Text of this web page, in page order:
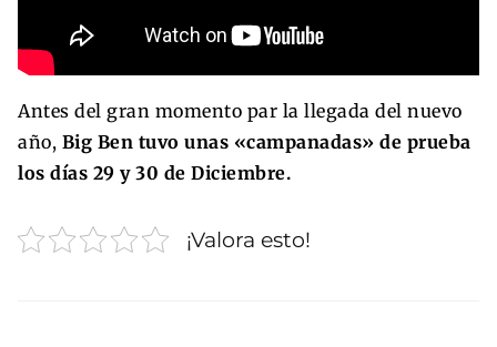
Antes del gran momento par la llegada del nuevo
año, Big Ben tuvo unas «campanadas» de prueba
los días 29 y 30 de Diciembre.
¡Valora esto!